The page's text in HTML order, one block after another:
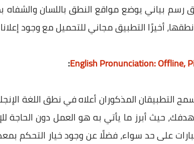
رسم بياني يوضع مواقع النطق باللسان
أخيرًا التطبيق مجاني للتحميل مع وجود
English Pronunciation: Offline,
‏:
التطبيقان المذكوران أعلاه في نطق اللغة
على حد سواء، فضلًا عن وجود خيار التحكم